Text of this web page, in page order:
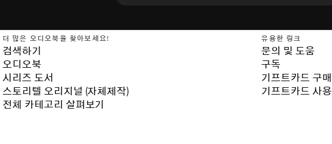
더 많은 오디오북을 찾아보세요!
검색하기
오디오북
시리즈 도서
스토리텔 오리지널 (자체제작)
전체 카테고리 살펴보기
유용한 링크
문의 및 도움
구독
기프트카드 구매
기프트카드 사용